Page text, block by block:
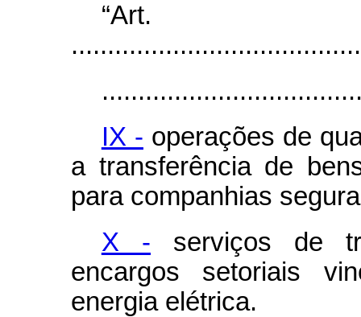
IX - operações de
a transferência de
para companhias
X - serviços de
encargos setoriais
energia elétrica.